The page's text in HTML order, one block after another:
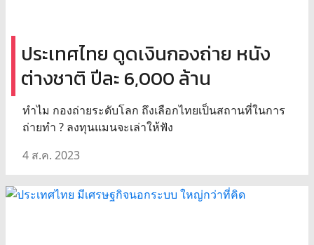
ประเทศไทย ดูดเงินกองถ่าย หนัง
ต่างชาติ ปีละ 6,000 ล้าน
ทำไม กองถ่ายระดับโลก ถึงเลือกไทยเป็นสถานที่ในการ
ถ่ายทำ ? ลงทุนแมนจะเล่าให้ฟัง
4 ส.ค. 2023